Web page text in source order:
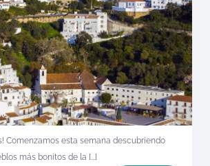
Comenzamos esta semana descubriendo
más bonitos de la [...]